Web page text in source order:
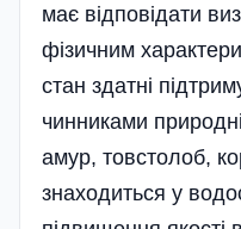
має відповідати
фізичним
стан здатні
чинниками
амур, товстолоб,
знаходиться у